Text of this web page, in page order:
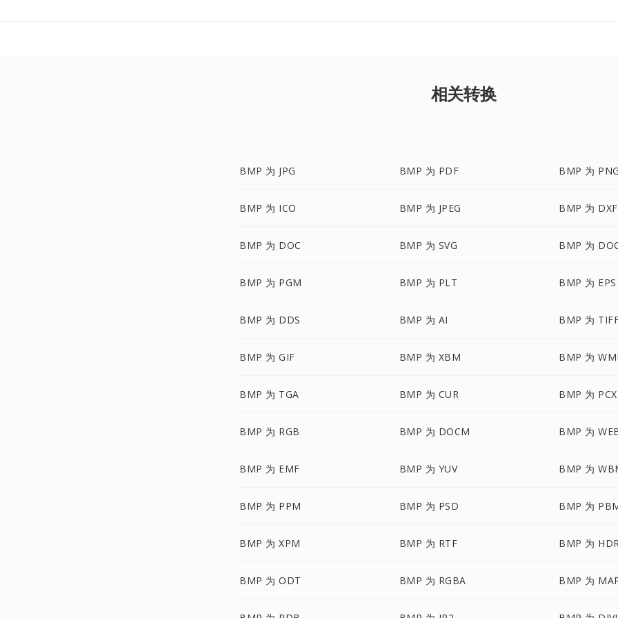
相关转换
BMP 为 JPG BMP 为 PDF BMP 为
BMP 为 ICO BMP 为 JPEG BMP 为 DXF
BMP 为 DOC BMP 为 SVG BMP 为
BMP 为 PGM BMP 为 PLT BMP 为 EPS
BMP 为 DDS BMP 为 AI BMP 为
BMP 为 GIF BMP 为 XBM BMP 为
BMP 为 TGA BMP 为 CUR BMP 为 PCX
BMP 为 RGB BMP 为 DOCM BMP 为
BMP 为 EMF BMP 为 YUV BMP 为
BMP 为 PPM BMP 为 PSD BMP 为
BMP 为 XPM BMP 为 RTF BMP 为
BMP 为 ODT BMP 为 RGBA BMP 为